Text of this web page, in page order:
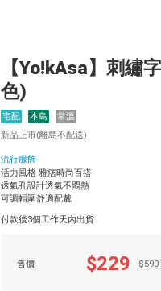
【Yo!kAsa】刺繡
色)
宅配 本島 常溫
新品上市(離島不配送)
流行服飾
活力風格 雅痞時尚百搭
透氣孔設計透氣不悶熱
可調帽圍舒適配戴
付款後3個工作天內出貨
售價 $229 $590